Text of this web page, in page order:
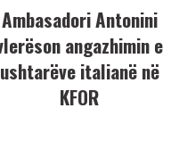
Ambasadori Antonini
angazhimin e
ushtarëve italianë në
KFOR